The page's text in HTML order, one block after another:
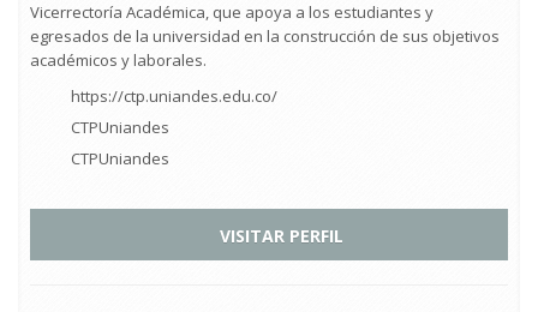
Vicerrectoría Académica, que apoya a los estudiantes y
egresados de la universidad en la construcción de sus objetivos
académicos y laborales.
https://ctp.uniandes.edu.co/
CTPUniandes
CTPUniandes
VISITAR PERFIL